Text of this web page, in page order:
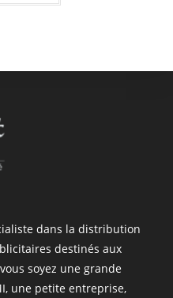
dans la distribution
destinés aux
soyez une grande
une petite entreprise,